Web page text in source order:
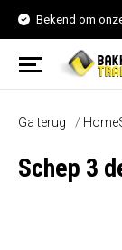
Bekend om
Ga terug Home
Schep 3